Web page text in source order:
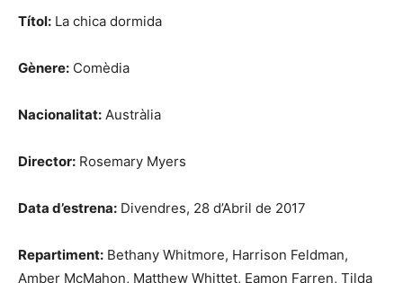
Títol: La chica dormida
Gènere: Comèdia
Nacionalitat: Austràlia
Director: Rosemary Myers
Data d’estrena: Divendres, 28 d’Abril de 2017
Repartiment: Bethany Whitmore, Harrison Feldman,
Amber McMahon, Matthew Whittet, Eamon Farren, Tilda